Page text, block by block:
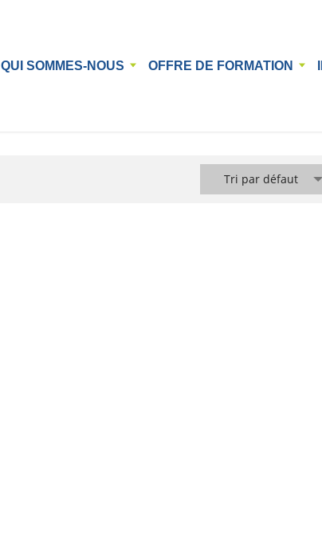
QUI SOMMES-NOUS OFFRE DE FORMATION
Tri par défaut